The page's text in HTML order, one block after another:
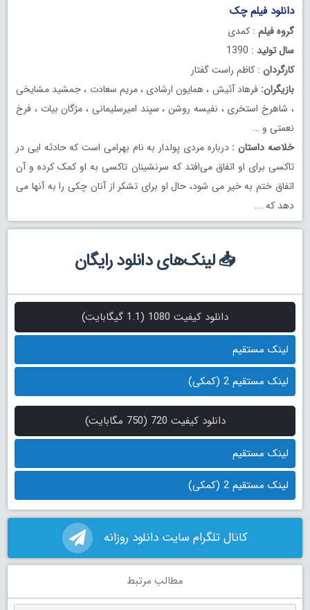
دانلود فیلم چک
گروه فیلم : کمدی
سال تولید : 1390
کارگردان : کاظم راست گفتار
بازیگران:فرهاد آئیش ، همایون ارشادی ، مریم سعادت ، جمشید مشایخی
، شاهرخ استخری ، نفیسه روشن‌ ، سپند امیرسلیمانی ، مژگان بیات ، فرخ
نعمتی و …
خلاصه داستان :درباره مردی پولدار به نام بهرامی است که حادثه ایی در
تاکسی برای او اتفاق می‌افتد که سرنشینان تاکسی به او کمک کرده و آن
اتفاق ختم به خیر می شود، حال او برای تشکر از آنان چکی را به آنها می
دهد که ….
📥 لینک‌های دانلود رایگان
دانلود کیفیت 1080 (1.1 گیگابایت)
لینک مستقیم
لینک مستقیم 2 (کمکی)
دانلود کیفیت 720 (750 مگابایت)
لینک مستقیم
لینک مستقیم 2 (کمکی)
کانال تلگرام سایت دانلود روزانه
مطالب مرتبط